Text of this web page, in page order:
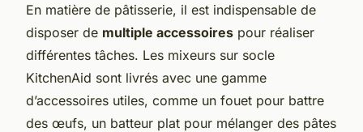
En matière de pâtisserie, il est indispensable de
disposer de multiple accessoires pour réaliser
différentes tâches. Les mixeurs sur socle
KitchenAid sont livrés avec une gamme
d’accessoires utiles, comme un fouet pour battre
des œufs, un batteur plat pour mélanger des pâtes